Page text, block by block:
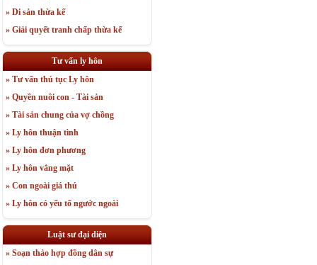
» Di sản thừa kế
» Giải quyết tranh chấp thừa kế
Tư vấn ly hôn
» Tư vấn thủ tục Ly hôn
» Quyền nuôi con - Tài sản
» Tài sản chung của vợ chồng
» Ly hôn thuận tình
» Ly hôn đơn phương
» Ly hôn vắng mặt
» Con ngoài giá thú
» Ly hôn có yếu tố ngước ngoài
Luật sư đại diện
» Soạn thảo hợp đồng dân sự